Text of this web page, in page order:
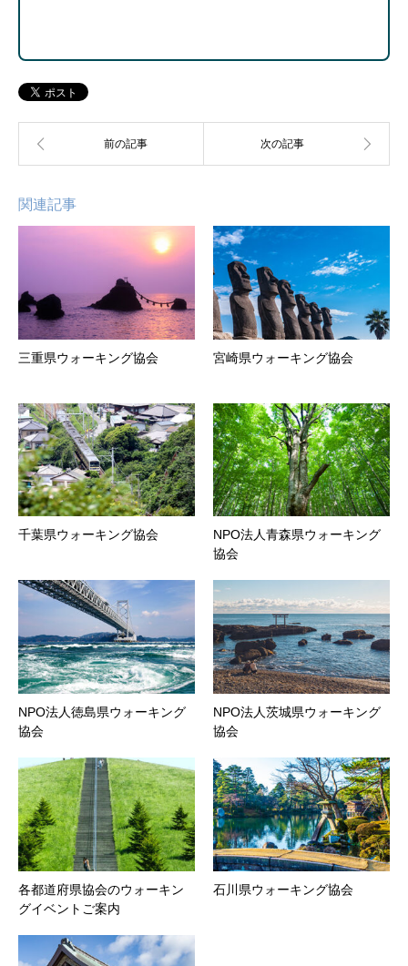
関連記事
三重県ウォーキング協会 宮崎県ウォーキング協会
千葉県ウォーキング協会
NPO法人青森県ウォーキング
協会
NPO法人徳島県ウォーキング
協会
NPO法人茨城県ウォーキング
協会
各都道府県協会のウォーキン
グイベントご案内
石川県ウォーキング協会